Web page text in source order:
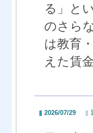
る」と
のさら
は教育
えた賃
2026/07/29